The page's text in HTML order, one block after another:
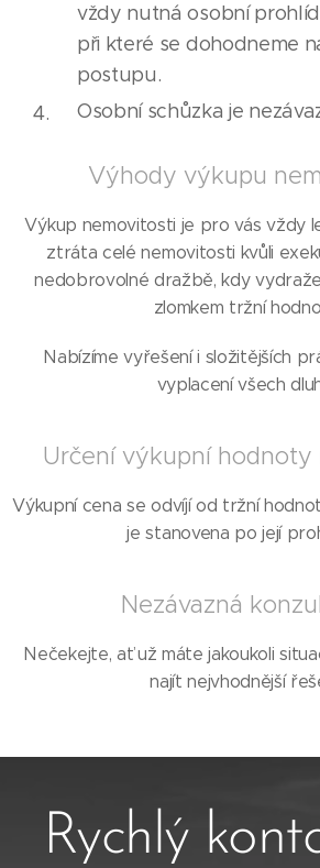
vždy nutná osobní
při které se dohodneme
postupu.
Osobní schůzka je
Výhody výkupu
Výkup nemovitosti je pro vás vždy
ztráta celé nemovitosti kvůli
nedobrovolné dražbě, kdy
zlomkem tržní
Nabízíme vyřešení i složitějších
vyplacení všech
Určení výkupní hodnoty
Výkupní cena se odvíjí od tržní
je stanovena po její
Nezávazná
Nečekejte, ať už máte jakoukoli
najít nejvhodnější
Rychlý